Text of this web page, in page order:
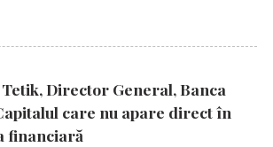
Director General, Banca
care nu apare direct în
financiară